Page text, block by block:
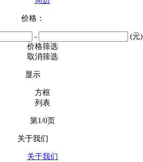
价格：
-
(元)
价格筛选
取消筛选
显示
方框
列表
第1/0页
关于我们
关于我们